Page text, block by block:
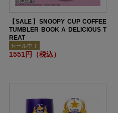
【SALE】SNOOPY CUP COFFEE
TUMBLER BOOK A DELICIOUS T
REAT
セール中！
1551円（税込）